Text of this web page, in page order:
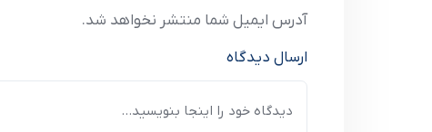
آدرس ایمیل شما منتشر نخواهد شد.
ارسال دیدگاه